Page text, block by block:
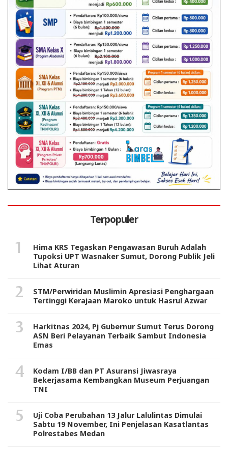
Terpopuler
Hima KRS Tegaskan Pengawasan Buruh Adalah
Tupoksi UPT Wasnaker Sumut, Dorong Publik Jeli
Lihat Aturan
STM/Perwiridan Muslimin Apresiasi Penghargaan
Tertinggi Kerajaan Maroko untuk Hasrul Azwar
Harkitnas 2024, Pj Gubernur Sumut Terus Dorong
ASN Beri Pelayanan Terbaik Sambut Indonesia
Emas
Kodam I/BB dan PT Asuransi Jiwasraya
Bekerjasama Kembangkan Museum Perjuangan
TNI
Uji Coba Perubahan 13 Jalur Lalulintas Dimulai
Sabtu 19 November, Ini Penjelasan Kasatlantas
Polrestabes Medan